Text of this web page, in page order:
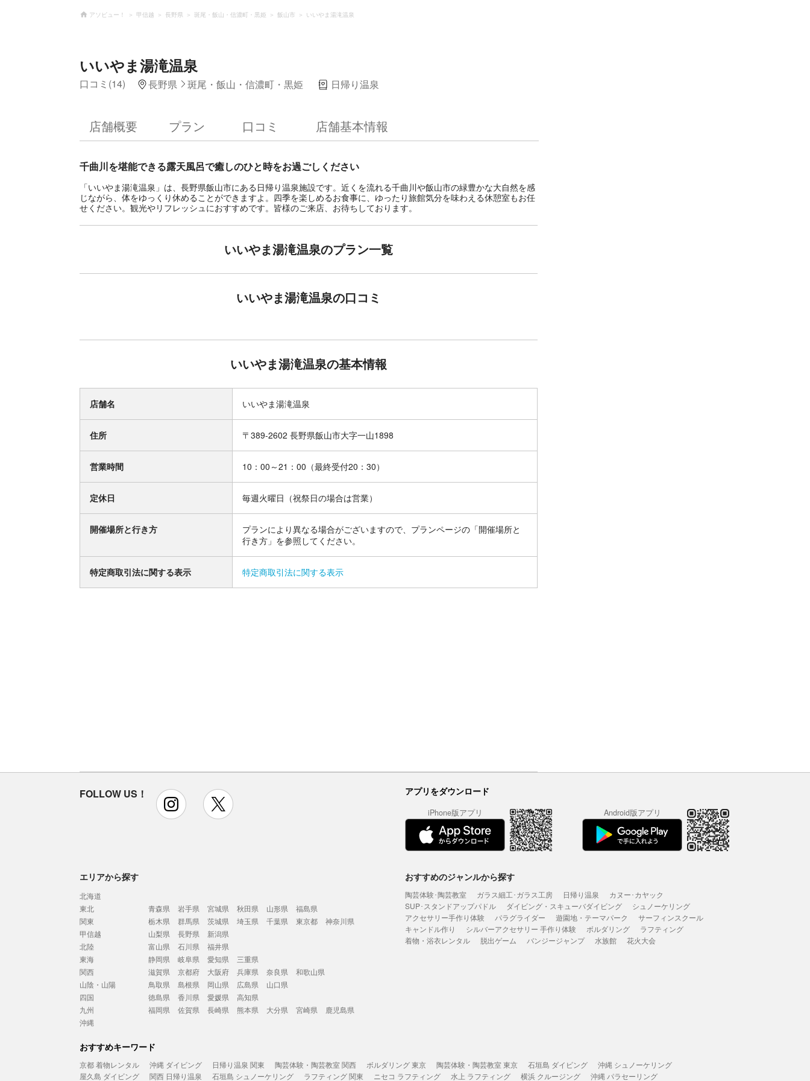
アソビュー！ 甲信越 長野県 斑尾・飯山・信濃町・黒姫 飯山市 いいやま湯滝温泉
いいやま湯滝温泉
口コミ(14) 長野県 斑尾・飯山・信濃町・黒姫 日帰り温泉
店舗概要 プラン 口コミ 店舗基本情報
千曲川を堪能できる露天風呂で癒しのひと時をお過ごしください
「いいやま湯滝温泉」は、長野県飯山市にある日帰り温泉施設です。近くを流れる千曲川や飯山市の緑豊かな大自然を感
じながら、体をゆっくり休めることができますよ。四季を楽しめるお食事に、ゆったり旅館気分を味わえる休憩室もお任
せください。観光やリフレッシュにおすすめです。皆様のご来店、お待ちしております。
いいやま湯滝温泉のプラン一覧
いいやま湯滝温泉の口コミ
いいやま湯滝温泉の基本情報
店舗名 いいやま湯滝温泉
住所 〒389-2602 長野県飯山市大字一山1898
営業時間 10：00～21：00（最終受付20：30）
定休日 毎週火曜日（祝祭日の場合は営業）
開催場所と行き方
プランにより異なる場合がございますので、プランページの「開催場所と
行き方」を参照してください。
特定商取引法に関する表示 特定商取引法に関する表示
FOLLOW US！ instagram アプリをダウンロード
iPhone版アプリ Android版アプリ
エリアから探す
北海道
東北
青森県 岩手県 宮城県 秋田県 山形県
福島県
関東
栃木県 群馬県 茨城県 埼玉県 千葉県 東京都
神奈川県
甲信越
山梨県 長野県
新潟県
北陸
富山県 石川県
福井県
東海
静岡県 岐阜県 愛知県
三重県
関西
滋賀県 京都府 大阪府 兵庫県 奈良県
和歌山県
山陰・山陽
鳥取県 島根県 岡山県 広島県
山口県
四国
徳島県 香川県 愛媛県
高知県
九州
福岡県 佐賀県 長崎県 熊本県 大分県 宮崎県
鹿児島県
沖縄
おすすめのジャンルから探す
陶芸体験･陶芸教室 ガラス細工･ガラス工房 日帰り温泉
カヌー･カヤック
SUP･スタンドアップパドル
ダイビング・スキューバダイビング
シュノーケリング
アクセサリー手作り体験
パラグライダー 遊園地・テーマパーク
サーフィンスクール
キャンドル作り
シルバーアクセサリー 手作り体験 ボルダリング
ラフティング
着物・浴衣レンタル
脱出ゲーム バンジージャンプ 水族館 花火大会
おすすめキーワード
京都 着物レンタル 沖縄 ダイビング 日帰り温泉 関東 陶芸体験・陶芸教室 関西 ボルダリング 東京 陶芸体験・陶芸教室 東京 石垣島 ダイビング
沖縄 シュノーケリング
屋久島 ダイビング
関西 日帰り温泉 石垣島 シュノーケリング ラフティング 関東 ニセコ ラフティング 水上 ラフティング 横浜 クルージング 沖縄 パラセーリング